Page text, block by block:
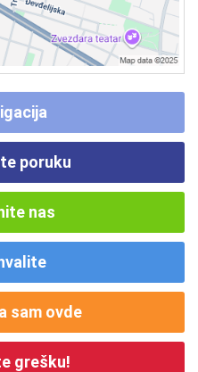
poruku
nas
sam ovde
grešku!